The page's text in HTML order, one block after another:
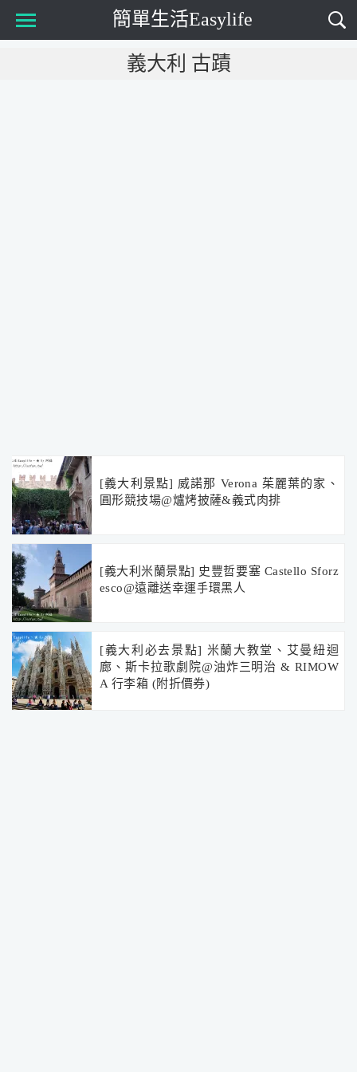
簡單生活Easylife
義大利 古蹟
[義大利景點] 威諾那 Verona 茱麗葉的家、
圓形競技場@爐烤披薩&義式肉排
[義大利米蘭景點] 史豐哲要塞 Castello Sforz
esco@遠離送幸運手環黑人
[義大利必去景點] 米蘭大教堂、艾曼紐迴
廊、斯卡拉歌劇院@油炸三明治 & RIMOW
A 行李箱 (附折價券)